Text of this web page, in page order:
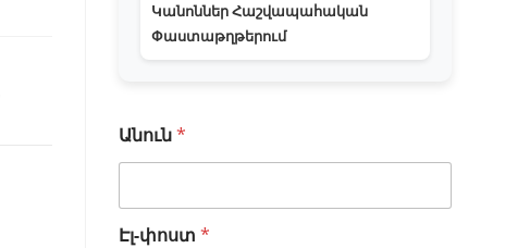
Կանոններ Հաշվապահական
Փաստաթղթերում
Անուն*
Էլ-փոստ *